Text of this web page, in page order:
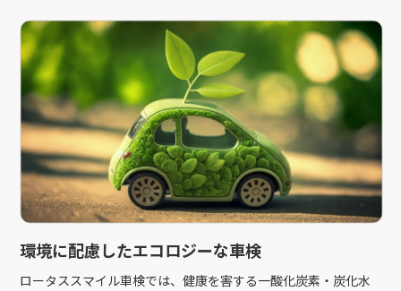
環境に配慮したエコロジーな車検
ロータススマイル車検では、健康を害する一酸化炭素・炭化水